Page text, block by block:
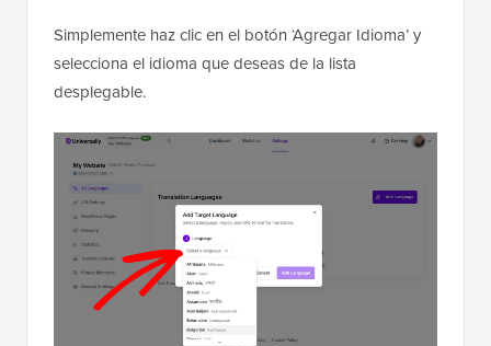
Simplemente haz clic en el botón ‘Agregar Idioma’ y
selecciona el idioma que deseas de la lista
desplegable.